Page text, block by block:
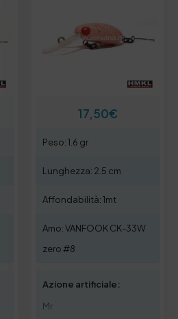
17,50€
Peso: 1.6 gr
Lunghezza: 2.5 cm
Affondabilità: 1mt
Amo: VANFOOK CK-33W
zero #8
Azione artificiale:
Mr